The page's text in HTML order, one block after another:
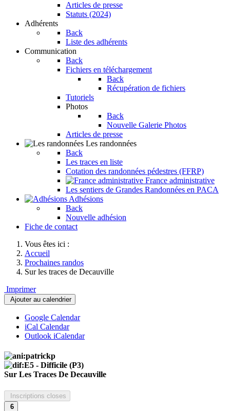
Articles de presse
Statuts (2024)
Adhérents
Back
Liste des adhérents
Communication
Back
Fichiers en téléchargement
Back
Récupération de fichiers
Tutoriels
Photos
Back
Nouvelle Galerie Photos
Articles de presse
Les randonnées
Back
Les traces en liste
Cotation des randonnées pédestres (FFRP)
France administrative
Les sentiers de Grandes Randonnées en PACA
Adhésions
Back
Nouvelle adhésion
Fiche de contact
Vous êtes ici :
Accueil
Prochaines randos
Sur les traces de Decauville
Imprimer
Ajouter au calendrier
Google Calendar
iCal Calendar
Outlook iCalendar
Sur Les Traces De Decauville
Inscriptions closes
6